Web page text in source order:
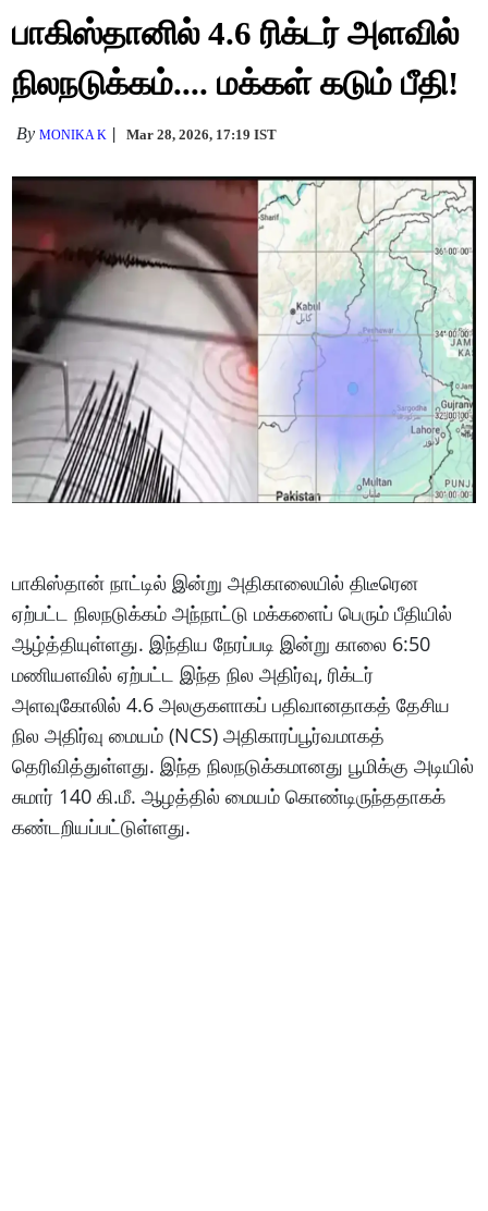
பாகிஸ்தானில் 4.6 ரிக்டர் அளவில்
நிலநடுக்கம்.... மக்கள் கடும் பீதி!
ByMONIKA K Mar 28, 2026, 17:19 IST
பாகிஸ்தான் நாட்டில் இன்று அதிகாலையில் திடீரென
ஏற்பட்ட நிலநடுக்கம் அந்நாட்டு மக்களைப் பெரும் பீதியில்
ஆழ்த்தியுள்ளது. இந்திய நேரப்படி இன்று காலை 6:50
மணியளவில் ஏற்பட்ட இந்த நில அதிர்வு, ரிக்டர்
அளவுகோலில் 4.6 அலகுகளாகப் பதிவானதாகத் தேசிய
நில அதிர்வு மையம் (NCS) அதிகாரப்பூர்வமாகத்
தெரிவித்துள்ளது. இந்த நிலநடுக்கமானது பூமிக்கு அடியில்
சுமார் 140 கி.மீ. ஆழத்தில் மையம் கொண்டிருந்ததாகக்
கண்டறியப்பட்டுள்ளது.